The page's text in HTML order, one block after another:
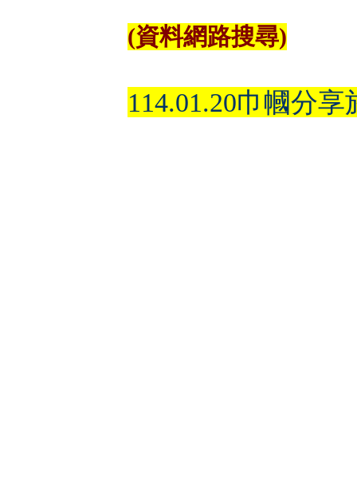
(資料網路搜尋)
114.01.20巾幗分享